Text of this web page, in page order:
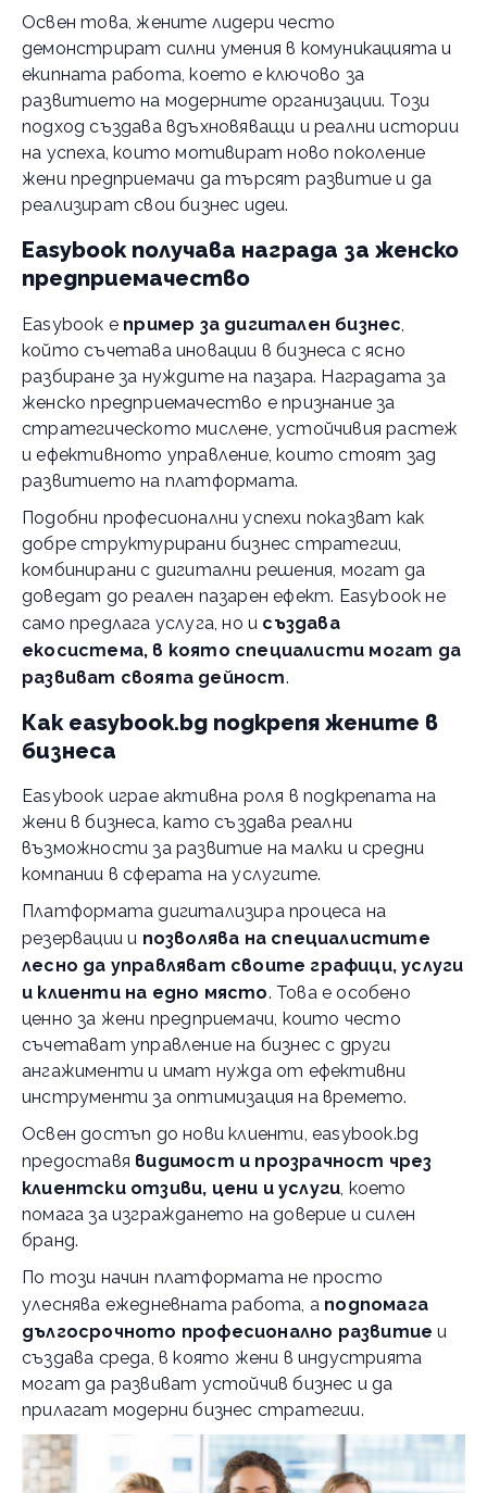
Освен това, жените лидери често
демонстрират силни умения в комуникацията и
екипната работа, което е ключово за
развитието на модерните организации. Този
подход създава вдъхновяващи и реални истории
на успеха, които мотивират ново поколение
жени предприемачи да търсят развитие и да
реализират свои бизнес идеи.
Easybook получава награда за женско
предприемачество
Easybook е пример за дигитален бизнес
който съчетава иновации в бизнеса с ясно
разбиране за нуждите на пазара. Наградата за
женско предприемачество е признание за
стратегическото мислене, устойчивия растеж
и ефективното управление, които стоят зад
развитието на платформата.
Подобни професионални успехи показват как
добре структурирани бизнес стратегии,
комбинирани с дигитални решения, могат да
доведат до реален пазарен ефект. Easybook не
само предлага услуга, но и създава
екосистема, в която специалисти могат да
развиват своята дейност.
Как easybook.bg подкрепя жените в
бизнеса
Easybook играе активна роля в подкрепата на
жени в бизнеса, като създава реални
възможности за развитие на малки и средни
компании в сферата на услугите.
Платформата дигитализира процеса на
резервации и позволява на специалистите
лесно да управляват своите графици, услуги
и клиенти на едно място. Това е особено
ценно за жени предприемачи, които често
съчетават управление на бизнес с други
ангажименти и имат нужда от ефективни
инструменти за оптимизация на времето.
Освен достъп до нови клиенти, easybook.bg
предоставя видимост и прозрачност чрез
клиентски отзиви, цени и услуги, което
помага за изграждането на доверие и силен
бранд.
По този начин платформата не просто
улеснява ежедневната работа, а подпомага
дългосрочното професионално развитие и
създава среда, в която жени в индустрията
могат да развиват устойчив бизнес и да
прилагат модерни бизнес стратегии.